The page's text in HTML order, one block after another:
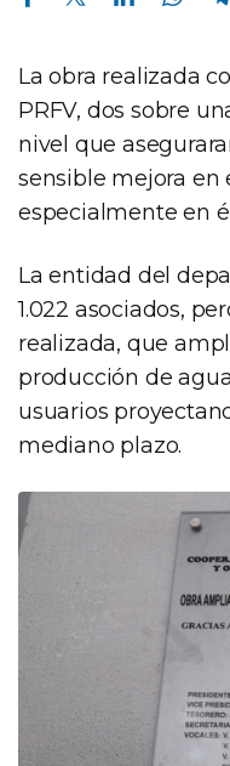
La obra realizada
PRFV, dos sobre
nivel que
sensible mejora en
especialmente en
La entidad del
1.022 asociados,
realizada, que
producción de
usuarios
mediano plazo.